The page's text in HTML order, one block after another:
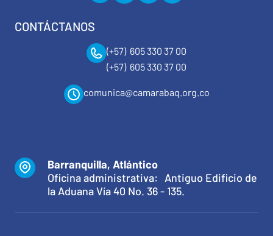
CONTÁCTANOS
(+57) 605 330 37 00
(+57) 605 330 37 00
comunica@camarabaq.org.co
Barranquilla, Atlántico
Oficina administrativa: Antiguo Edificio de
la Aduana Vía 40 No. 36 - 135.